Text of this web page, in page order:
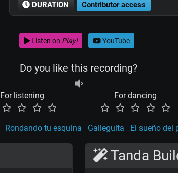
DURATION Contributor access
Listen on Play! YouTube
Do you like this recording?
For listening For dancing
Rondando tu esquina Galleguita El sueño del
Tanda